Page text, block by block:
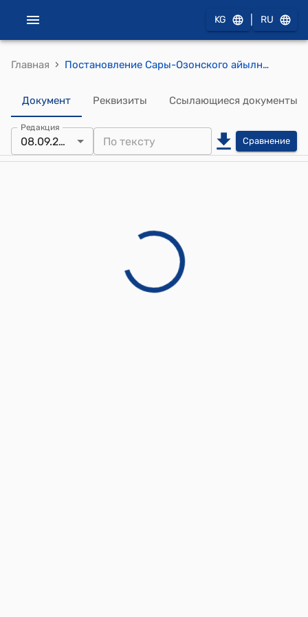
KG RU
Главная › Постановление Сары-Озонского айылного кенеша Сары-Озонского айылного аймака от 8 сентября 2025 года № 01-7/61 "О предоставлении согласия на утверждение схемы и проекта планировки земельного участка по адресу: село 1-Май, улица Малабек №4, гражданину Асанову Бакытбеку Базаркуловичу"
Документ Реквизиты Ссылающиеся документы
Редакция
08.09.2025 Сравнение